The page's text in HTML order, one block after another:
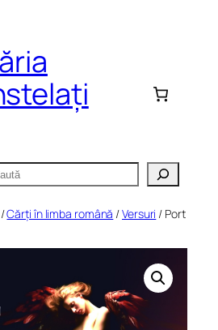
Cărți în limba română /Versuri / Port